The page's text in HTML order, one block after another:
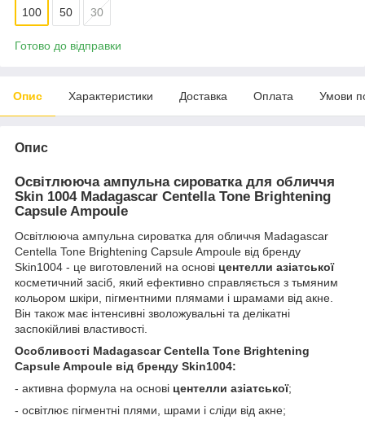
100 50 30
Готово до відправки
Опис Характеристики Доставка Оплата Умови
Опис
Освітлююча ампульна сироватка для обличчя
Skin 1004 Madagascar Centella Tone Brightening
Capsule Ampoule
Освітлююча ампульна сироватка для обличчя Madagascar
Centella Tone Brightening Capsule Ampoule від бренду
Skin1004 - це виготовлений на основі центелли азіатської
косметичний засіб, який ефективно справляється з тьмяним
кольором шкіри, пігментними плямами і шрамами від акне.
Він також має інтенсивні зволожувальні та делікатні
заспокійливі властивості.
Особливості Madagascar Centella Tone Brightening
Capsule Ampoule від бренду Skin1004:
- активна формула на основі центелли азіатської;
- освітлює пігментні плями, шрами і сліди від акне;